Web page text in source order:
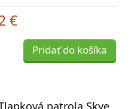
€
Pridať do košíka
patrola Skye,